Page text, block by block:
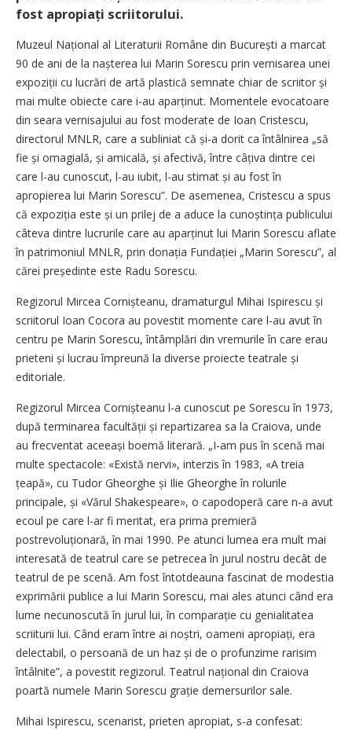
fost apropiați scriitorului.
Muzeul Național al Literaturii Române din București a marcat
90 de ani de la nașterea lui Marin Sorescu prin vernisarea unei
expoziții cu lucrări de artă plastică semnate chiar de scriitor și
mai multe obiecte care i-au aparținut. Momentele evocatoare
din seara vernisajului au fost moderate de Ioan Cristescu,
directorul MNLR, care a subliniat că și-a dorit ca întâlnirea „să
fie și omagială, și amicală, și afectivă, între câțiva dintre cei
care l-au cunoscut, l-au iubit, l-au stimat și au fost în
apropierea lui Marin Sorescu”. De asemenea, Cristescu a spus
că expoziția este și un prilej de a aduce la cunoștința publicului
câteva dintre lucrurile care au aparținut lui Marin Sorescu aflate
în patrimoniul MNLR, prin donația Fundației „Marin Sorescu”, al
cărei președinte este Radu Sorescu.
Regizorul Mircea Cornișteanu, dramaturgul Mihai Ispirescu și
scriitorul Ioan Cocora au povestit momente care l-au avut în
centru pe Marin Sorescu, întâmplări din vremurile în care erau
prieteni și lucrau împreună la diverse proiecte teatrale și
editoriale.
Regizorul Mircea Cornișteanu l-a cunoscut pe Sorescu în 1973,
după terminarea facultății și repartizarea sa la Craiova, unde
au frecventat aceeași boemă literară. „I-am pus în scenă mai
multe spectacole: «Există nervi», interzis în 1983, «A treia
țeapă», cu Tudor Gheorghe și Ilie Gheorghe în rolurile
principale, și «Vărul Shakespeare», o capodoperă care n-a avut
ecoul pe care l-ar fi meritat, era prima premieră
postrevoluționară, în mai 1990. Pe atunci lumea era mult mai
interesată de teatrul care se petrecea în jurul nostru decât de
teatrul de pe scenă. Am fost întotdeauna fascinat de modestia
exprimării publice a lui Marin Sorescu, mai ales atunci când era
lume necunoscută în jurul lui, în comparație cu genialitatea
scriiturii lui. Când eram între ai noștri, oameni apropiați, era
delectabil, o persoană de un haz și de o profunzime rarisim
întâlnite”, a povestit regizorul. Teatrul național din Craiova
poartă numele Marin Sorescu grație demersurilor sale.
Mihai Ispirescu, scenarist, prieten apropiat, s-a confesat: